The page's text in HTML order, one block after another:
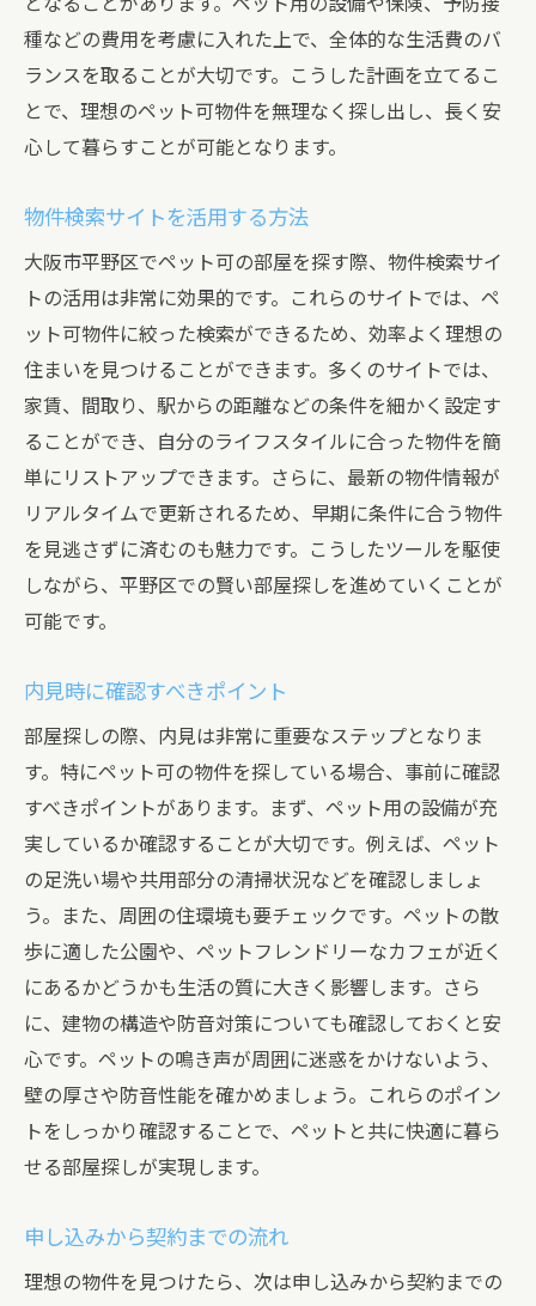
種などの費用を考慮に入れた上で、全体的な生活費のバ
ランスを取ることが大切です。こうした計画を立てるこ
とで、理想のペット可物件を無理なく探し出し、長く安
心して暮らすことが可能となります。
物件検索サイトを活用する方法
大阪市平野区でペット可の部屋を探す際、物件検索サイ
トの活用は非常に効果的です。これらのサイトでは、ペ
ット可物件に絞った検索ができるため、効率よく理想の
住まいを見つけることができます。多くのサイトでは、
家賃、間取り、駅からの距離などの条件を細かく設定す
ることができ、自分のライフスタイルに合った物件を簡
単にリストアップできます。さらに、最新の物件情報が
リアルタイムで更新されるため、早期に条件に合う物件
を見逃さずに済むのも魅力です。こうしたツールを駆使
しながら、平野区での賢い部屋探しを進めていくことが
可能です。
内見時に確認すべきポイント
部屋探しの際、内見は非常に重要なステップとなりま
す。特にペット可の物件を探している場合、事前に確認
すべきポイントがあります。まず、ペット用の設備が充
実しているか確認することが大切です。例えば、ペット
の足洗い場や共用部分の清掃状況などを確認しましょ
う。また、周囲の住環境も要チェックです。ペットの散
歩に適した公園や、ペットフレンドリーなカフェが近く
にあるかどうかも生活の質に大きく影響します。さら
に、建物の構造や防音対策についても確認しておくと安
心です。ペットの鳴き声が周囲に迷惑をかけないよう、
壁の厚さや防音性能を確かめましょう。これらのポイン
トをしっかり確認することで、ペットと共に快適に暮ら
せる部屋探しが実現します。
申し込みから契約までの流れ
理想の物件を見つけたら、次は申し込みから契約までの